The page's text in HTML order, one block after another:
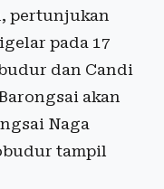
pertunjukan
pada 17
dan Candi
akan
Naga
tampil